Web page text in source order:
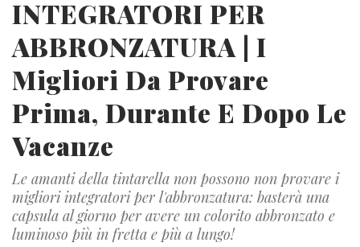
INTEGRATORI PER
ABBRONZATURA | I
Migliori Da Provare
Prima, Durante E Dopo Le
Vacanze
Le amanti della tintarella non possono non provare i
migliori integratori per l'abbronzatura: basterà una
capsula al giorno per avere un colorito abbronzato e
luminoso più in fretta e più a lungo!